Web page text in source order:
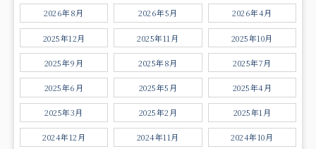
2026年8月 2026年5月 2026年4月
2025年12月 2025年11月 2025年10月
2025年9月 2025年8月 2025年7月
2025年6月 2025年5月 2025年4月
2025年3月 2025年2月 2025年1月
2024年12月 2024年11月 2024年10月